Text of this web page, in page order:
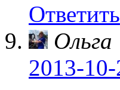
Ответить
Ольга
2013-